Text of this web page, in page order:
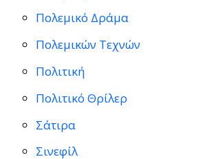
Πολεμικό Δράμα
Πολεμικών Τεχνών
Πολιτική
Πολιτικό Θρίλερ
Σάτιρα
Σινεφίλ